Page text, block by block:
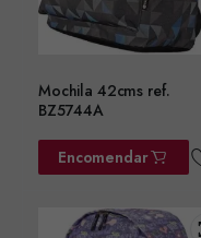
Mochila 42cms ref.
BZ5744A
Encomendar